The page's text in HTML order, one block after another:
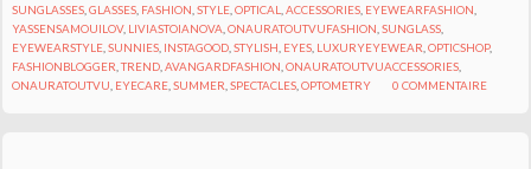
SUNGLASSES ,GLASSES FASHION ,STYLE ,OPTICAL ,ACCESSORIES EYEWEARFASHION
YASSENSAMOUILOV, LIVIASTOIANOVA ,ONAURATOUTVUFASHION ,SUNGLASS
EYEWEARSTYLE ,SUNNIES INSTAGOOD ,STYLISH EYES LUXURYEYEWEAR ,OPTICSHOP,
FASHIONBLOGGER ,TREND ,AVANGARDFASHION ,ONAURATOUTVUACCESSORIES
ONAURATOUTVU EYECARE ,SUMMER ,SPECTACLES ,OPTOMETRY 0 COMMENTAIRE